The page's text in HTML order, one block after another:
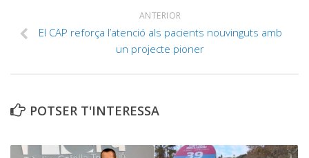
ANTERIOR
El CAP reforça l’atenció als pacients nouvinguts amb
un projecte pioner
POTSER T'INTERESSA